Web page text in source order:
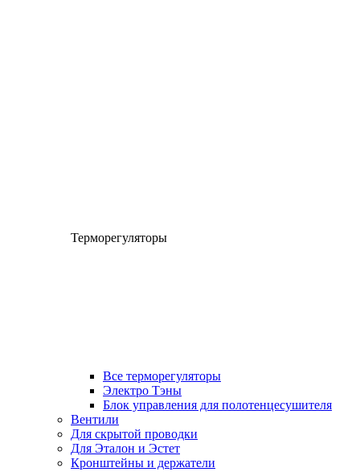
Терморегуляторы
Все терморегуляторы
Электро Тэны
Блок управления для полотенцесушителя
Вентили
Для скрытой проводки
Для Эталон и Эстет
Кронштейны и держатели